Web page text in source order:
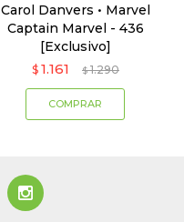
Carol Danvers • Marvel
Captain Marvel - 436
[Exclusivo]
$ 1.161 $ 1.290
